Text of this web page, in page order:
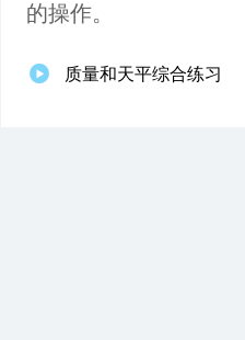
的操作。
质量和天平综合练习